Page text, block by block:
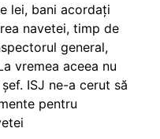
lei, bani acordați
navetei, timp de
general,
vremea aceea nu
ISJ ne-a cerut să
pentru